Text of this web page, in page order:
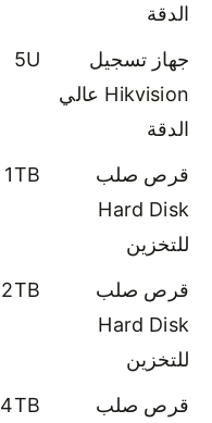
الدقة
جهاز تسجيل
Hikvision عالي
الدقة
5U
قرص صلب
Hard Disk
للتخزين
1TB
قرص صلب
Hard Disk
للتخزين
2TB
قرص صلب
4TB